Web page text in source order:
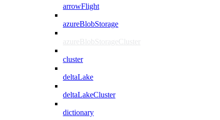
arrowFlight
azureBlobStorage
azureBlobStorageCluster
cluster
deltaLake
deltaLakeCluster
dictionary